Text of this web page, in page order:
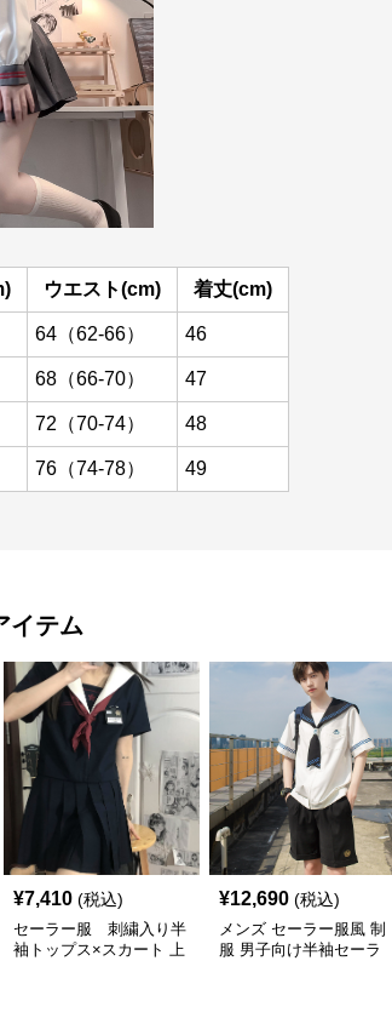
ウエスト(cm) 着丈(cm)
64（62-66） 46
68（66-70） 47
72（70-74） 48
76（74-78） 49
イテム
¥7,410 (税込)
セーラー服 刺繍入り半
袖トップス×スカート 上
¥12,690 (税込)
メンズ セーラー服風 制
服 男子向け半袖セーラ